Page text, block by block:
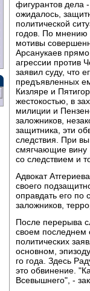
фигурантов дела
ожидалось,
политической
годов. По мнению
мотивы
Арcанукаев прямо
агрессии против
заявил суду, что
предъявленных
Кизляре и
жестокостью, в
милиции и
заложников,
защитника, эти
следствия. При
смягчающие вину
со следствием и
Адвокат
своего
оправдать его по
заложников,
После перерыва
своем последнем
политических
основном,
го года. Здесь
это обвинение.
Всевышнего", -